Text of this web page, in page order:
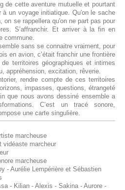
de cette aventure mutuelle et pourtant
à un voyage initiatique. Qu'on le sache
on se rappellera qu'on ne part pas pour
S’affranchir. Et arriver à la fin en
commune.
sans se connaitre vraiment, pour
en avion, c’était franchir une frontière
territoires géographiques et intimes
appréhension, excitation, rêverie.
rendre compte de ces territoires
impasses, questions, étrangeté
que nous avons dessiné ensemble a
C’est un tracé sonore,
une carte singulière.
marcheuse
vidéaste marcheur
marcheuse
- Aurélie Lempérière et Sébastien
- Kilian - Alexis - Sakina - Aurore -